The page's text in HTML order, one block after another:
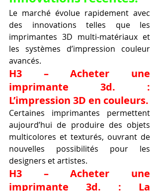
Le marché évolue rapidement avec
des innovations telles que les
imprimantes 3D multi-matériaux et
les systèmes d’impression couleur
avancés.
H3 – Acheter une
imprimante 3d. :
L’impression 3D en couleurs.
Certaines imprimantes permettent
aujourd’hui de produire des objets
multicolores et texturés, ouvrant de
nouvelles possibilités pour les
designers et artistes.
H3 – Acheter une
imprimante 3d. : La